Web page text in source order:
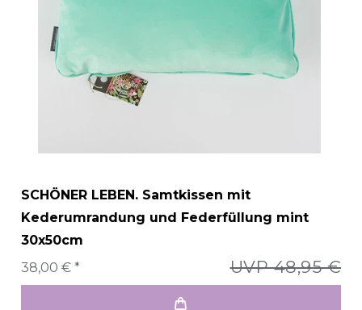
SCHÖNER LEBEN. Samtkissen mit
Kederumrandung und Federfüllung mint
30x50cm
UVP 48,95 €
38,00 € *